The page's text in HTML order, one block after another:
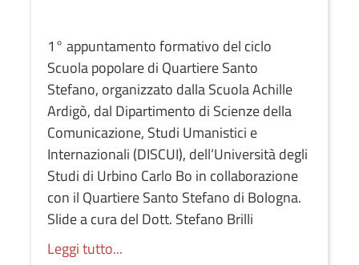
1° appuntamento formativo del ciclo
Scuola popolare di Quartiere Santo
Stefano, organizzato dalla Scuola Achille
Ardigò, dal Dipartimento di Scienze della
Comunicazione, Studi Umanistici e
Internazionali (DISCUI), dell’Università degli
Studi di Urbino Carlo Bo in collaborazione
con il Quartiere Santo Stefano di Bologna.
Slide a cura del Dott. Stefano Brilli
Leggi tutto...